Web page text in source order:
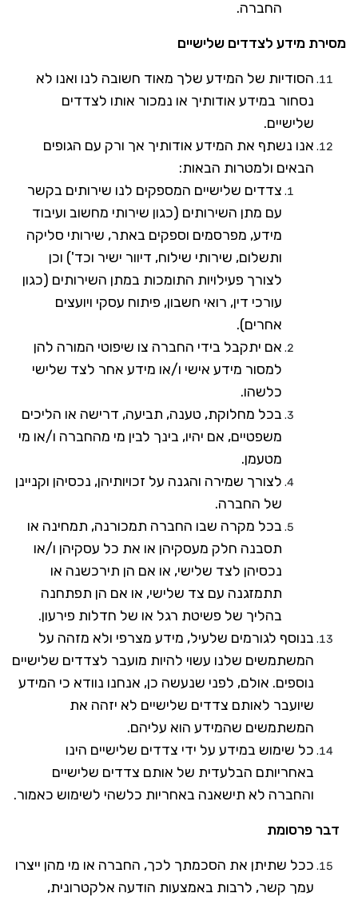
החברה.
מסירת מידע לצדדים שלישיים
הסודיות של המידע שלך מאוד חשובה לנו ואנו לא
נסחור במידע אודותיך או נמכור אותו לצדדים
שלישיים.
אנו נשתף את המידע אודותיך אך ורק עם הגופים
הבאים ולמטרות הבאות:
צדדים שלישיים המספקים לנו שירותים בקשר
עם מתן השירותים (כגון שירותי מחשוב ועיבוד
מידע, מפרסמים וספקים באתר, שירותי סליקה
ותשלום, שירותי שילוח, דיוור ישיר וכד') וכן
לצורך פעילויות התומכות במתן השירותים (כגון
עורכי דין, רואי חשבון, פיתוח עסקי ויועצים
אחרים).
אם יתקבל בידי החברה צו שיפוטי המורה להן
למסור מידע אישי ו/או מידע אחר לצד שלישי
כלשהו.
בכל מחלוקת, טענה, תביעה, דרישה או הליכים
משפטיים, אם יהיו, בינך לבין מי מהחברה ו/או מי
מטעמן.
לצורך שמירה והגנה על זכויותיהן, נכסיהן וקניינן
של החברה.
בכל מקרה שבו החברה תמכורנה, תמחינה או
תסבנה חלק מעסקיהן או את כל עסקיהן ו/או
נכסיהן לצד שלישי, או אם הן תירכשנה או
תתמזגנה עם צד שלישי, או אם הן תפתחנה
בהליך של פשיטת רגל או של חדלות פירעון.
בנוסף לגורמים שלעיל, מידע מצרפי ולא מזהה על
המשתמשים שלנו עשוי להיות מועבר לצדדים שלישיים
נוספים. אולם, לפני שנעשה כן, אנחנו נוודא כי המידע
שיועבר לאותם צדדים שלישיים לא יזהה את
המשתמשים שהמידע הוא עליהם.
כל שימוש במידע על ידי צדדים שלישיים הינו
באחריותם הבלעדית של אותם צדדים שלישיים
והחברה לא תישאנה באחריות כלשהי לשימוש כאמור.
דבר פרסומת
ככל שתיתן את הסכמתך לכך, החברה או מי מהן ייצרו
עמך קשר, לרבות באמצעות הודעה אלקטרונית,